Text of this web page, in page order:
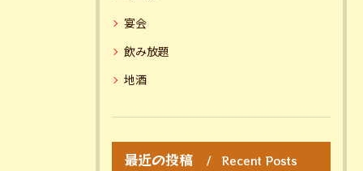
宴会
飲み放題
地酒
最近の投稿 Recent Posts